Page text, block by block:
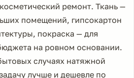
ремонт. Ткань —
помещений, гипсокартон
покраска — для
на ровном основании.
случаях натяжной
лучше и дешевле по